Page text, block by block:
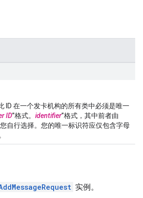
ID 在一个发卡机构的所有类中必须是唯一
ID”格式。 identifier”格式，其中前者由
自行选择。您的唯一标识符应仅包含字母
实例。